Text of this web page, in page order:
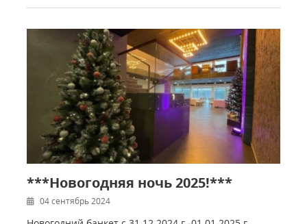
***Новогодняя ночь 2025!***
04 сентябрь 2024